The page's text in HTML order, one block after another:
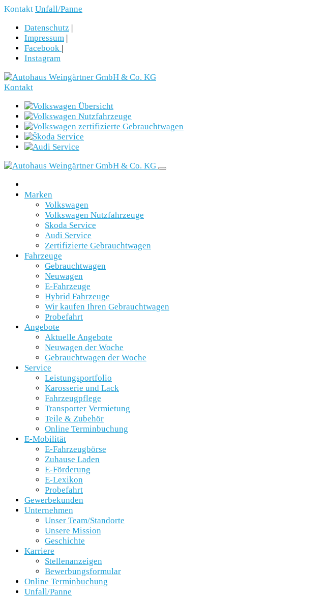
Kontakt Unfall/Panne
Datenschutz |
Impressum |
Facebook |
Instagram
Kontakt
Marken
Volkswagen
Volkswagen Nutzfahrzeuge
Skoda Service
Audi Service
Zertifizierte Gebrauchtwagen
Fahrzeuge
Gebrauchtwagen
Neuwagen
E-Fahrzeuge
Hybrid Fahrzeuge
Wir kaufen Ihren Gebrauchtwagen
Probefahrt
Angebote
Aktuelle Angebote
Neuwagen der Woche
Gebrauchtwagen der Woche
Service
Leistungsportfolio
Karosserie und Lack
Fahrzeugpflege
Transporter Vermietung
Teile & Zubehör
Online Terminbuchung
E-Mobilität
E-Fahrzeugbörse
Zuhause Laden
E-Förderung
E-Lexikon
Probefahrt
Gewerbekunden
Unternehmen
Unser Team/Standorte
Unsere Mission
Geschichte
Karriere
Stellenanzeigen
Bewerbungsformular
Online Terminbuchung
Unfall/Panne